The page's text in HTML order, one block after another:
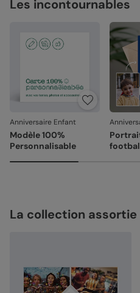
Les incontournables
Anniversaire Enfant
Modèle 100%
Personnalisable
La collection assortie